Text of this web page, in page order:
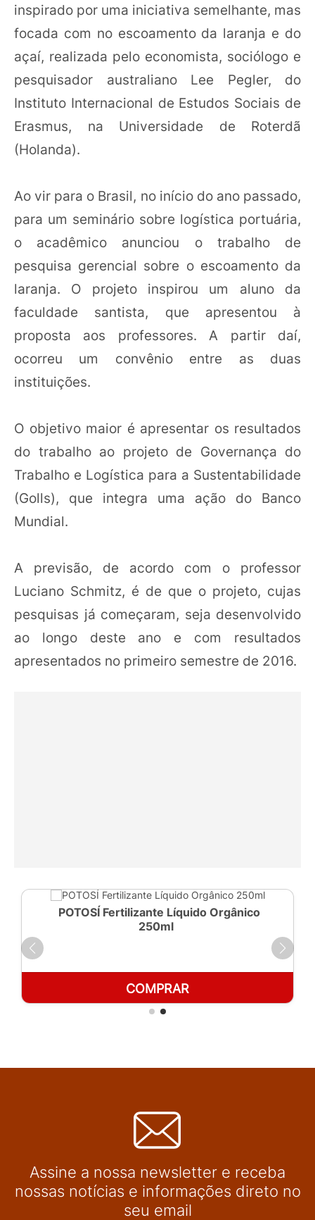
inspirado por uma iniciativa semelhante, mas
focada com no escoamento da laranja e do
açaí, realizada pelo economista, sociólogo e
pesquisador australiano Lee Pegler, do
Instituto Internacional de Estudos Sociais de
Erasmus, na Universidade de Roterdã
(Holanda).
Ao vir para o Brasil, no início do ano passado,
para um seminário sobre logística portuária,
o acadêmico anunciou o trabalho de
pesquisa gerencial sobre o escoamento da
laranja. O projeto inspirou um aluno da
faculdade santista, que apresentou à
proposta aos professores. A partir daí,
ocorreu um convênio entre as duas
instituições.
O objetivo maior é apresentar os resultados
do trabalho ao projeto de Governança do
Trabalho e Logística para a Sustentabilidade
(Golls), que integra uma ação do Banco
Mundial.
A previsão, de acordo com o professor
Luciano Schmitz, é de que o projeto, cujas
pesquisas já começaram, seja desenvolvido
ao longo deste ano e com resultados
apresentados no primeiro semestre de 2016.
POTOSÍ Fertilizante Líquido Orgânico
250ml
COMPRAR
Assine a nossa newsletter e receba
nossas notícias e informações direto no
seu email